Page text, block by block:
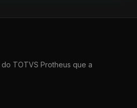
TOTVS Protheus que a